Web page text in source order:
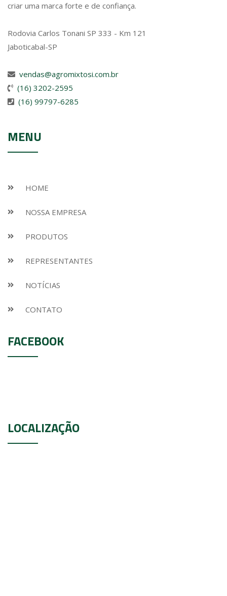
criar uma marca forte e de confiança.
Rodovia Carlos Tonani SP 333 - Km 121
Jaboticabal-SP
vendas@agromixtosi.com.br
(16) 3202-2595
(16) 99797-6285
MENU
HOME
NOSSA EMPRESA
PRODUTOS
REPRESENTANTES
NOTÍCIAS
CONTATO
FACEBOOK
LOCALIZAÇÃO